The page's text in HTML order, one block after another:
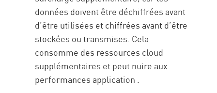
données doivent être déchiffrées avant
d’être utilisées et chiffrées avant d’être
stockées ou transmises. Cela
consomme des ressources cloud
supplémentaires et peut nuire aux
performances application .